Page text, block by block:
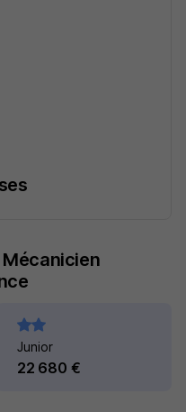
Mécanicien
Junior
22 680 €